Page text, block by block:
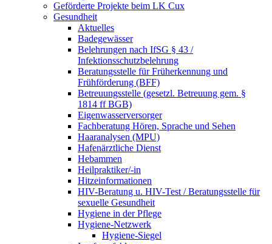
Geförderte Projekte beim LK Cux
Gesundheit
Aktuelles
Badegewässer
Belehrungen nach IfSG § 43 /
Infektionsschutzbelehrung
Beratungsstelle für Früherkennung und
Frühförderung (BFF)
Betreuungsstelle (gesetzl. Betreuung gem. §
1814 ff BGB)
Eigenwasserversorger
Fachberatung Hören, Sprache und Sehen
Haaranalysen (MPU)
Hafenärztliche Dienst
Hebammen
Heilpraktiker/-in
Hitzeinformationen
HIV-Beratung u. HIV-Test / Beratungsstelle für
sexuelle Gesundheit
Hygiene in der Pflege
Hygiene-Netzwerk
Hygiene-Siegel